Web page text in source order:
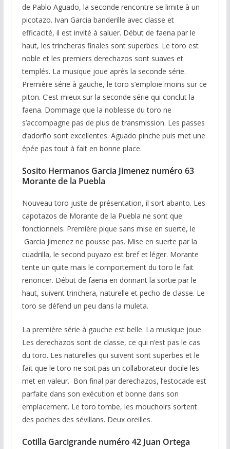
de Pablo Aguado, la seconde rencontre se limite à un
picotazo. Ivan Garcia banderille avec classe et
efficacité, il est invité à saluer. Début de faena par le
haut, les trincheras finales sont superbes. Le toro est
noble et les premiers derechazos sont suaves et
templés. La musique joue après la seconde série.
Première série à gauche, le toro s’emploie moins sur ce
piton. C’est mieux sur la seconde série qui conclut la
faena. Dommage que la noblesse du toro ne
s’accompagne pas de plus de transmission. Les passes
d’adorño sont excellentes. Aguado pinche puis met une
épée pas tout à fait en bonne place.
Sosito Hermanos Garcia Jimenez numéro 63
Morante de la Puebla
Nouveau toro juste de présentation, il sort abanto. Les
capotazos de Morante de la Puebla ne sont que
fonctionnels. Première pique sans mise en suerte, le
Garcia Jimenez ne pousse pas. Mise en suerte par la
cuadrilla, le second puyazo est bref et léger. Morante
tente un quite mais le comportement du toro le fait
renoncer. Début de faena en donnant la sortie par le
haut, suivent trinchera, naturelle et pecho de classe. Le
toro se défend un peu dans la muleta.
La première série à gauche est belle. La musique joue.
Les derechazos sont de classe, ce qui n’est pas le cas
du toro. Les naturelles qui suivent sont superbes et le
fait que le toro ne soit pas un collaborateur docile les
met en valeur. Bon final par derechazos, l’estocade est
parfaite dans son exécution et bonne dans son
emplacement. Le toro tombe, les mouchoirs sortent
des poches des sévillans. Deux oreilles.
Cotilla Garcigrande numéro 42 Juan Ortega